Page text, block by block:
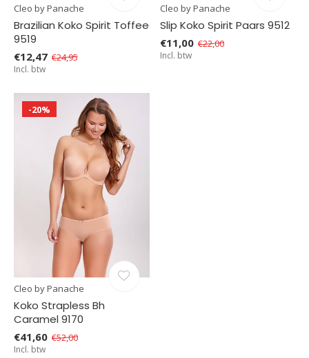
Cleo by Panache
Brazilian Koko Spirit Toffee
9519
€12,47 €24,95
Incl. btw
Cleo by Panache
Slip Koko Spirit Paars 9512
€11,00 €22,00
Incl. btw
-20%
Cleo by Panache
Koko Strapless Bh
Caramel 9170
€41,60 €52,00
Incl. btw